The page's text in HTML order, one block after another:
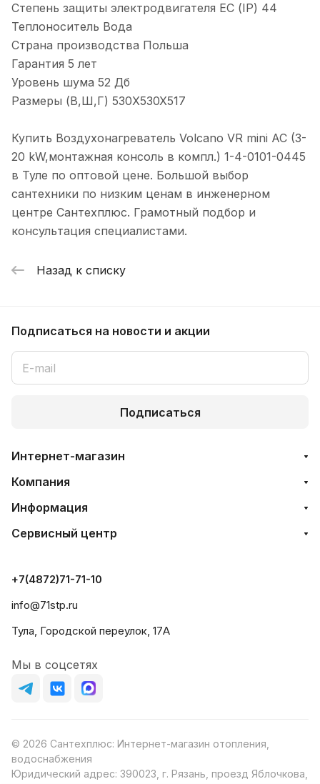
Степень защиты электродвигателя EС (IP) 44
Теплоноситель Вода
Страна производства Польша
Гарантия 5 лет
Уровень шума 52 Дб
Размеры (В,Ш,Г) 530X530X517
Купить Воздухонагреватель Volcano VR mini АС (3-
20 kW,монтажная консоль в компл.) 1-4-0101-0445
в Туле по оптовой цене. Большой выбор
сантехники по низким ценам в инженерном
центре Сантехплюс. Грамотный подбор и
консультация специалистами.
Назад к списку
Подписаться на новости и акции
Подписаться
Интернет-магазин
Компания
Информация
Сервисный центр
+7(4872)71-71-10
info@71stp.ru
Тула, Городской переулок, 17А
Мы в соцсетях
© 2026 Сантехплюс: Интернет-магазин отопления,
водоснабжения
Юридический адрес: 390023, г. Рязань, проезд Яблочкова,